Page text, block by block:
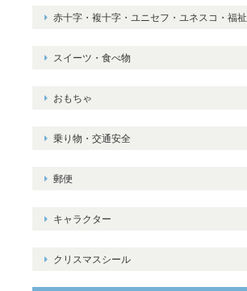
赤十字・複十字・ユニセフ・ユネスコ・福祉
スイーツ・食べ物
おもちゃ
乗り物・交通安全
郵便
キャラクター
クリスマスシール